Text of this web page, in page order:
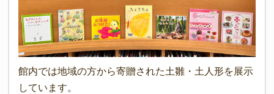
館内では地域の方から寄贈された土雛・土人形を展示
しています。